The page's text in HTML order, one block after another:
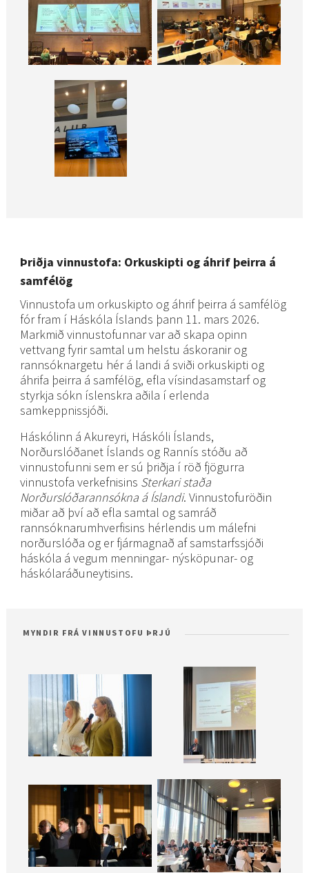
Þriðja vinnustofa: Orkuskipti og áhrif þeirra á
samfélög
Vinnustofa um orkuskipto og áhrif þeirra á samfélög
fór fram í Háskóla Íslands þann 11. mars 2026.
Markmið vinnustofunnar var að skapa opinn
vettvang fyrir samtal um helstu áskoranir og
rannsóknargetu hér á landi á sviði orkuskipti og
áhrifa þeirra á samfélög, efla vísindasamstarf og
styrkja sókn íslenskra aðila í erlenda
samkeppnissjóði.
Háskólinn á Akureyri, Háskóli Íslands,
Norðurslóðanet Íslands og Rannís stóðu að
vinnustofunni sem er sú þriðja í röð fjögurra
vinnustofa verkefnisins Sterkari staða
Norðurslóðarannsókna á Íslandi. Vinnustofuröðin
miðar að því að efla samtal og samráð
rannsóknarumhverfisins hérlendis um málefni
norðurslóða og er fjármagnað af samstarfssjóði
háskóla á vegum menningar- nýsköpunar- og
háskólaráðuneytisins.
MYNDIR FRÁ VINNUSTOFU ÞRJÚ